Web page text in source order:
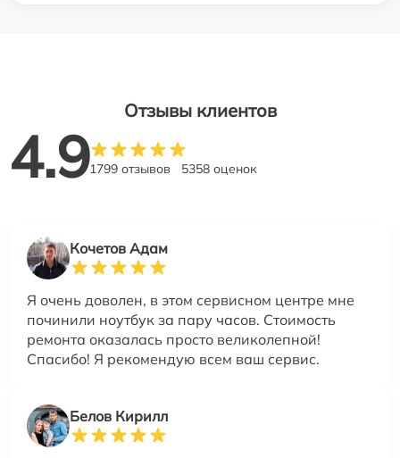
Отзывы клиентов
4.91799 отзывов 5358 оценок
Кочетов Адам
Я очень доволен, в этом сервисном центре мне
починили ноутбук за пару часов. Стоимость
ремонта оказалась просто великолепной!
Спасибо! Я рекомендую всем ваш сервис.
Белов Кирилл